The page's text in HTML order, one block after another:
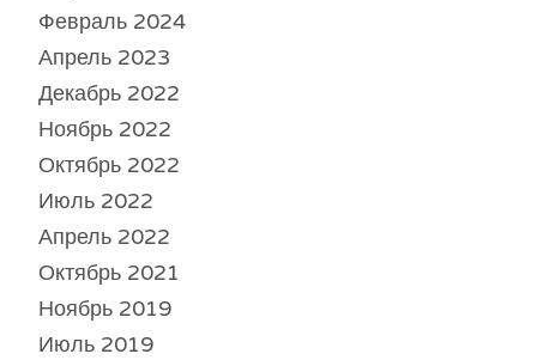
Февраль 2024
Апрель 2023
Декабрь 2022
Ноябрь 2022
Октябрь 2022
Июль 2022
Апрель 2022
Октябрь 2021
Ноябрь 2019
Июль 2019